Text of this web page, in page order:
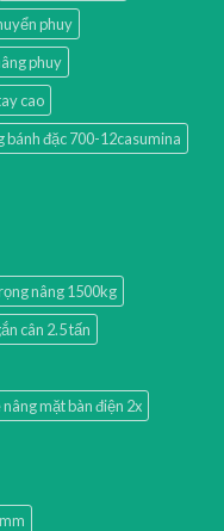
phuy
phuy
cao
bánh đặc 700-12casumina
nâng 1500kg
cân 2.5 tấn
nâng mặt bàn điện 2x